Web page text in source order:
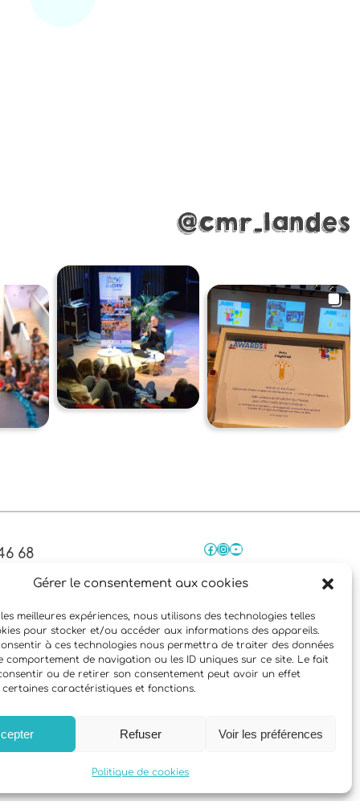
Gérer le consentement aux cookies
meilleures expériences, nous utilisons des technologies telles
pour stocker et/ou accéder aux informations des appareils.
à ces technologies nous permettra de traiter des données
comportement de navigation ou les ID uniques sur ce site. Le fait
ou de retirer son consentement peut avoir un effet
caractéristiques et fonctions.
Refuser Voir les préférences
Politique de cookies
@cmr_landes
68
Facebook InstagramYouTube
par Sylvain Nascimento